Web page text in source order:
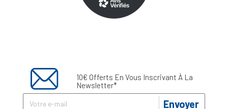
10€ Offerts En Vous Inscrivant À La
Newsletter*
Envoyer